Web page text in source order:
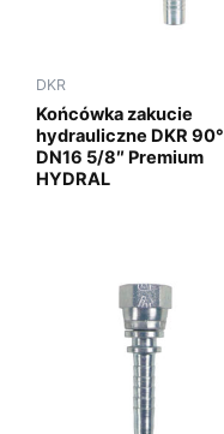
DKR
Końcówka zakucie
hydrauliczne DKR 90°
DN16 5/8″ Premium
HYDRAL